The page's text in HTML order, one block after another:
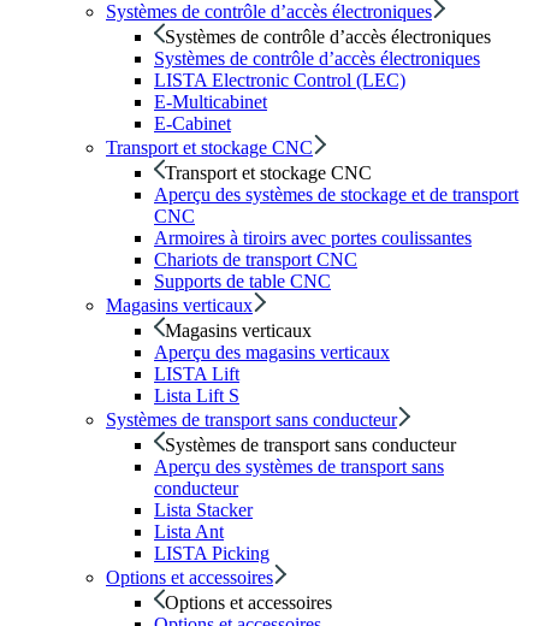
Systèmes de contrôle d’accès électroniques
Systèmes de contrôle d’accès électroniques
Systèmes de contrôle d’accès électroniques
LISTA Electronic Control (LEC)
E-Multicabinet
E-Cabinet
Transport et stockage CNC
Transport et stockage CNC
Aperçu des systèmes de stockage et de transport
CNC
Armoires à tiroirs avec portes coulissantes
Chariots de transport CNC
Supports de table CNC
Magasins verticaux
Magasins verticaux
Aperçu des magasins verticaux
LISTA Lift
Lista Lift S
Systèmes de transport sans conducteur
Systèmes de transport sans conducteur
Aperçu des systèmes de transport sans
conducteur
Lista Stacker
Lista Ant
LISTA Picking
Options et accessoires
Options et accessoires